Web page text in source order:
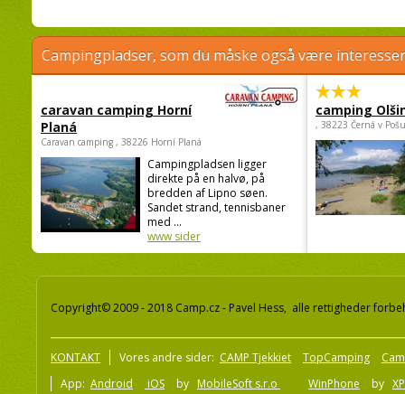
Campingpladser, som du måske også være
caravan camping Horní
Planá
Caravan camping , 38226 Horní Planá
Campingpladsen ligger
direkte på en halvø, på
bredden af Lipno søen.
Sandet strand, tennisbaner
med ...
www sider
camping
, 38223 Černá v
Copyright© 2009 - 2018 Camp.cz - Pavel Hess, alle rettigheder
KONTAKT Vores andre sider: CAMP Tjekkiet TopCamping
App: Android iOS by MobileSoft s.r.o WinPhone by